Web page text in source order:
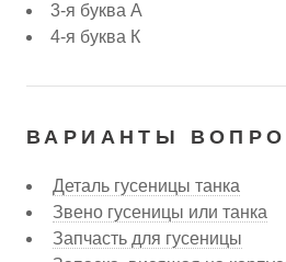
3-я буква А
4-я буква К
ВАРИАНТЫ
Деталь гусеницы танка
Звено гусеницы или танка
Запчасть для гусеницы